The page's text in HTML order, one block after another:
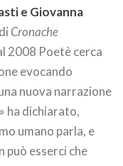
e Giovanna
Cronache
2008 Poetè cerca
evocando
nuova narrazione
ha dichiarato,
umano parla, e
può esserci che